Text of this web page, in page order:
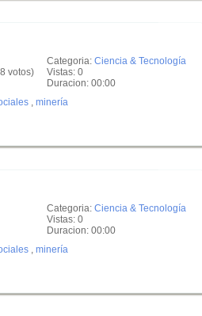
Categoria: Ciencia & Tecnología
Vistas: 0
Duracion: 00:00
votos)
, minería
Categoria: Ciencia & Tecnología
Vistas: 0
Duracion: 00:00
, minería